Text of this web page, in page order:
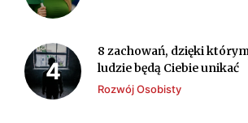
8 zachowań, dzięki
ludzie będą Ciebie unikać
Rozwój Osobisty